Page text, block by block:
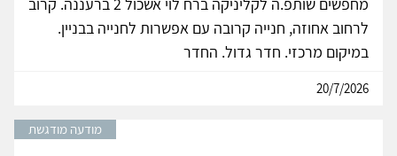
מחפשים שותפ.ה לקליניקה ברח לוי אשכול 2 ברעננה. קרוב
לרחוב אחוזה, חנייה קרובה עם אפשרות לחנייה בבניין.
במיקום מרכזי. חדר גדול. החדר
20/7/2026
מודעה מודגשת